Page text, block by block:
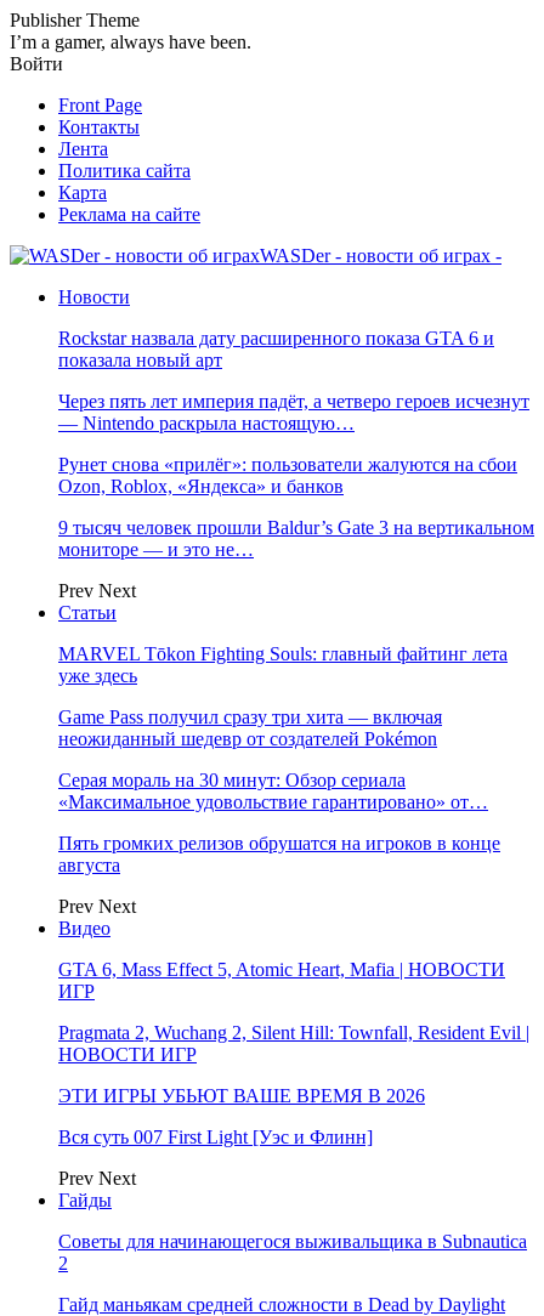
Publisher Theme
I’m a gamer, always have been.
Войти
Front Page
Контакты
Лента
Политика сайта
Карта
Реклама на сайте
WASDer - новости об играх -
Новости
Rockstar назвала дату расширенного показа GTA 6 и
показала новый арт
Через пять лет империя падёт, а четверо героев исчезнут
— Nintendo раскрыла настоящую…
Рунет снова «прилёг»: пользователи жалуются на сбои
Ozon, Roblox, «Яндекса» и банков
9 тысяч человек прошли Baldur’s Gate 3 на вертикальном
мониторе — и это не…
Prev Next
Статьи
MARVEL Tōkon Fighting Souls: главный файтинг лета
уже здесь
Game Pass получил сразу три хита — включая
неожиданный шедевр от создателей Pokémon
Серая мораль на 30 минут: Обзор сериала
«Максимальное удовольствие гарантировано» от…
Пять громких релизов обрушатся на игроков в конце
августа
Prev Next
Видео
GTA 6, Mass Effect 5, Atomic Heart, Mafia | НОВОСТИ
ИГР
Pragmata 2, Wuchang 2, Silent Hill: Townfall, Resident Evil |
НОВОСТИ ИГР
ЭТИ ИГРЫ УБЬЮТ ВАШЕ ВРЕМЯ В 2026
Вся суть 007 First Light [Уэс и Флинн]
Prev Next
Гайды
Советы для начинающегося выживальщика в Subnautica
2
Гайд маньякам средней сложности в Dead by Daylight